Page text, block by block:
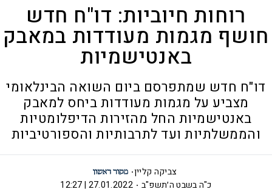
רוחות חיוביות: דו"ח חדש
חושף מגמות מעודדות במאבק
באנטישמיות
דו"ח חדש שמתפרסם ביום השואה הבינלאומי
מצביע על מגמות מעודדות ביחס למאבק
באנטישמיות החל מהזירות הדיפלומטיות
והממשלתיות ועד לתרבותיות והספורטיביות
צביקה קליין
כ"ה בשבט ה׳תשפ"ב
27.01.2022 | 12:27